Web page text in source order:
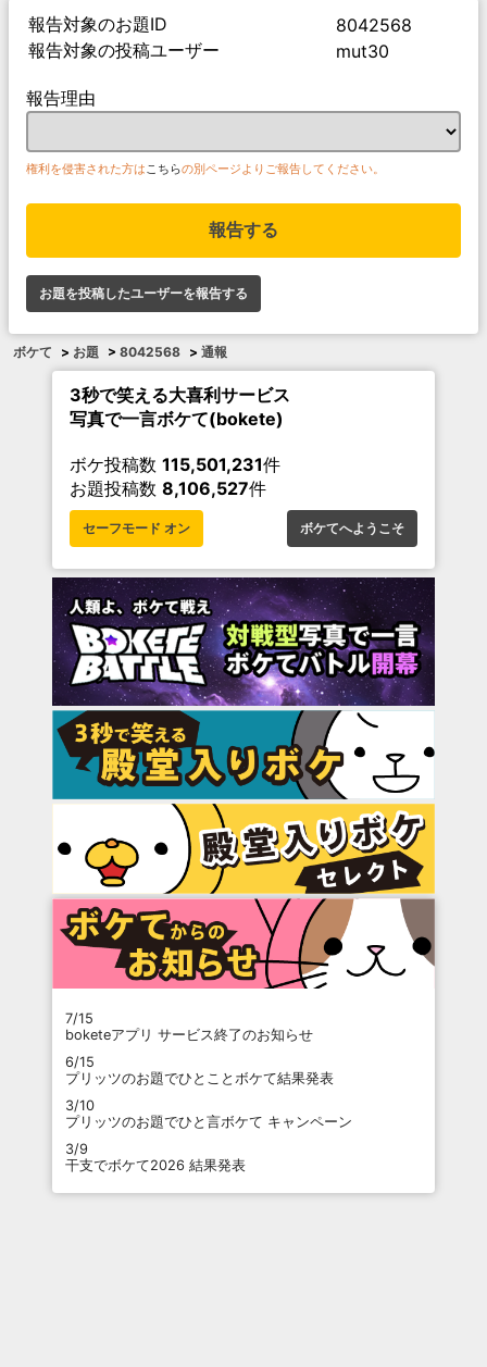
報告対象のお題ID
8042568
報告対象の投稿ユーザー
mut30
報告理由
権利を侵害された方はこちらの別ページよりご報告してください。
報告する
お題を投稿したユーザーを報告する
ボケて > お題 > 8042568 > 通報
3秒で笑える大喜利サービス
写真で一言ボケて(bokete)
ボケ投稿数 115,501,231件
お題投稿数 8,106,527件
セーフモード オン ボケてへようこそ
7/15
boketeアプリ サービス終了のお知らせ
6/15
プリッツのお題でひとことボケて結果発表
3/10
プリッツのお題でひと言ボケて キャンペーン
3/9
干支でボケて2026 結果発表